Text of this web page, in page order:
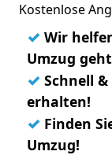
Kostenlose
✓ Wir
Umzug
✓ Schnell
erhalten!
✓ Finden
Umzug!